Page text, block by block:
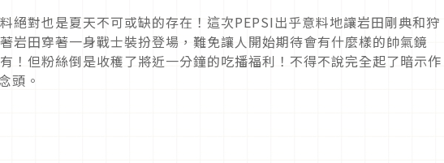
絕對也是夏天不可或缺的存在！這次PEPSI出乎意料地讓岩田剛典和狩
岩田穿著一身戰士裝扮登場，難免讓人開始期待會有什麼樣的帥氣鏡
但粉絲倒是收穫了將近一分鐘的吃播福利！不得不說完全起了暗示作
頭。